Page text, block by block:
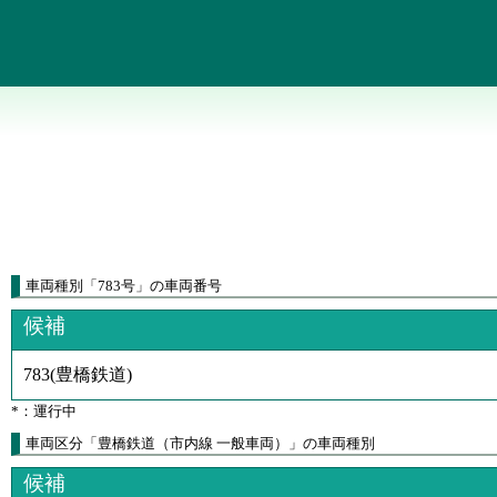
車両種別 「 783号 」 の車両番号
候補
783(豊橋鉄道)
*：運行中
車両区分「豊橋鉄道（市内線 一般車両）」の車両種別
候補